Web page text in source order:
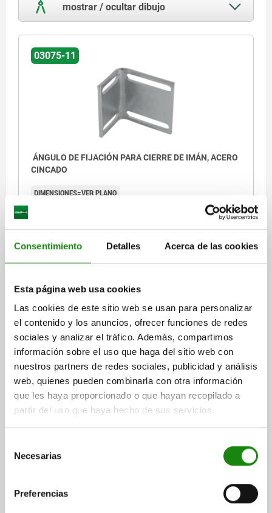
Consentimiento Detalles Acerca de las cookies
Esta página web usa cookies
Las cookies de este sitio web se usan para personalizar
el contenido y los anuncios, ofrecer funciones de redes
sociales y analizar el tráfico. Además, compartimos
información sobre el uso que haga del sitio web con
nuestros partners de redes sociales, publicidad y análisis
web, quienes pueden combinarla con otra información
que les haya proporcionado o que hayan recopilado a
partir del uso que haya hecho de sus servicios.
Necesarias
Preferencias
mostrar / ocultar dibujo
03075-11
ÁNGULO DE FIJACIÓN PARA CIERRE DE IMÁN, ACERO
CINCADO
DIMENSIONES=VER PLANO
$100.84
más IVA.
DETALLES
DETALLES
CAD
DESCARGAS
Otros clientes también
compraron